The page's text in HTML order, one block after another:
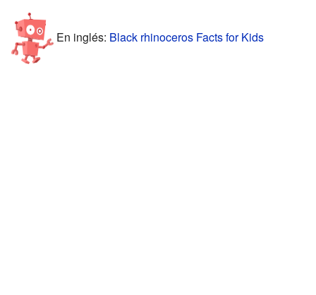
En inglés: Black rhinoceros Facts for Kids